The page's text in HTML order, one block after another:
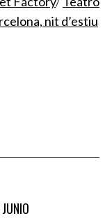
nit d’estiu